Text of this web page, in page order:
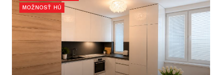
MOŽNOSŤ HÚ